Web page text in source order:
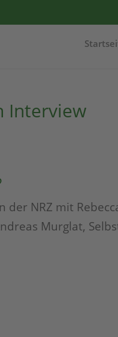
Interview
NRZ mit
Murglat,